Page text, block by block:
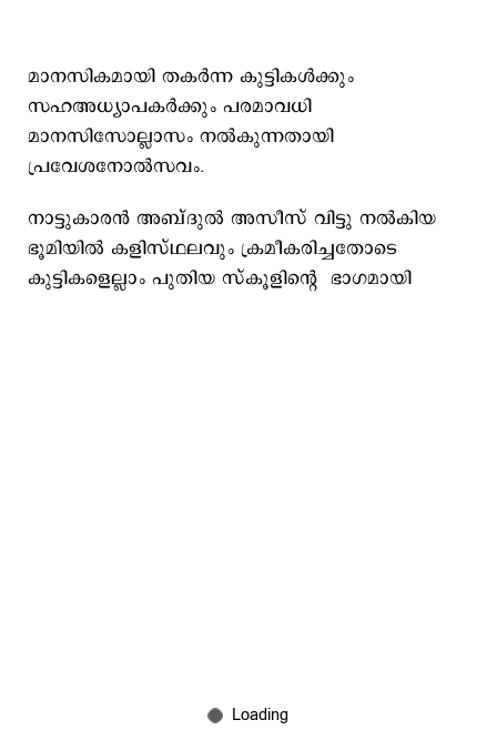
മാനസികമായി തകർന്ന കുട്ടികൾക്കും
സഹഅധ്യാപകർക്കും പരമാവധി
മാനസിസോല്ലാസം നൽകുന്നതായി
പ്രവേശനോൽസവം.
നാട്ടുകാരൻ അബ്ദുൽ അസീസ് വിട്ടു നൽകിയ
ഭൂമിയിൽ കളിസ്‌ഥലവും ക്രമീകരിച്ചതോടെ
കുട്ടികളെല്ലാം പുതിയ സ്കൂളിന്റെ ഭാഗമായി